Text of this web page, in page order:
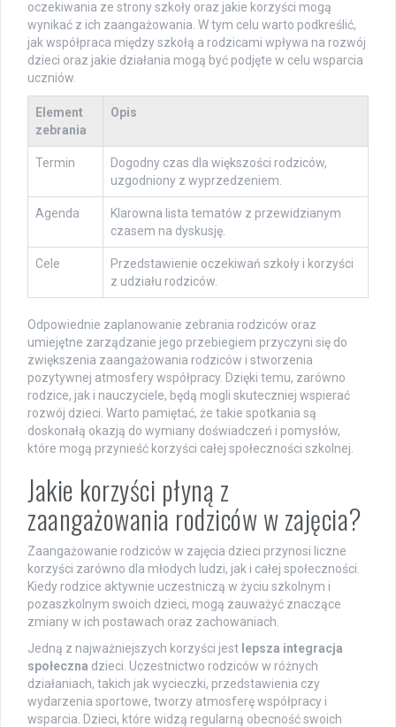
oczekiwania ze strony szkoły oraz jakie korzyści mogą
wynikać z ich zaangażowania. W tym celu warto podkreślić,
jak współpraca między szkołą a rodzicami wpływa na rozwój
dzieci oraz jakie działania mogą być podjęte w celu wsparcia
uczniów.
Element
zebrania
Opis
Termin
Dogodny czas dla większości rodziców,
uzgodniony z wyprzedzeniem.
Agenda
Klarowna lista tematów z przewidzianym
czasem na dyskusję.
Cele
Przedstawienie oczekiwań szkoły i korzyści
z udziału rodziców.
Odpowiednie zaplanowanie zebrania rodziców oraz
umiejętne zarządzanie jego przebiegiem przyczyni się do
zwiększenia zaangażowania rodziców i stworzenia
pozytywnej atmosfery współpracy. Dzięki temu, zarówno
rodzice, jak i nauczyciele, będą mogli skuteczniej wspierać
rozwój dzieci. Warto pamiętać, że takie spotkania są
doskonałą okazją do wymiany doświadczeń i pomysłów,
które mogą przynieść korzyści całej społeczności szkolnej.
Jakie korzyści płyną z
zaangażowania rodziców w zajęcia?
Zaangażowanie rodziców w zajęcia dzieci przynosi liczne
korzyści zarówno dla młodych ludzi, jak i całej społeczności.
Kiedy rodzice aktywnie uczestniczą w życiu szkolnym i
pozaszkolnym swoich dzieci, mogą zauważyć znaczące
zmiany w ich postawach oraz zachowaniach.
Jedną z najważniejszych korzyści jest lepsza integracja
społeczna dzieci. Uczestnictwo rodziców w różnych
działaniach, takich jak wycieczki, przedstawienia czy
wydarzenia sportowe, tworzy atmosferę współpracy i
wsparcia. Dzieci, które widzą regularną obecność swoich